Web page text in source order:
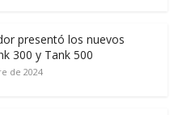
presentó los nuevos
300 y Tank 500
de 2024